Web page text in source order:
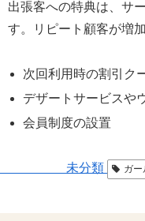
出張客への特典は、サ
す。リピート顧客が増
次回利用時の割引ク
デザートサービスや
会員制度の設置
未分類 ガー